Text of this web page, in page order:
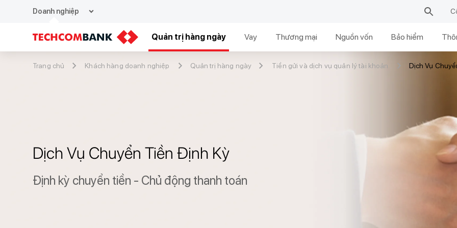
Doanh nghiệp expand_more
Quản trị hàng ngày Vay Thương mại Nguồn vốn Bảo hiểm
Trang chủ Khách hàng doanh nghiệp Quản trị hàng ngày Tiền gửi và dịch vụ quản lý tài khoản Dịch Vụ
​Dịch Vụ Chuyển Tiền Định Kỳ
Định kỳ chuyển tiền - Chủ động thanh toán